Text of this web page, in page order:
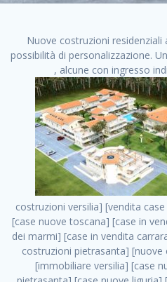
Nuove costruzioni residenziali
possibilità di personalizzazione.
, alcune con ingresso